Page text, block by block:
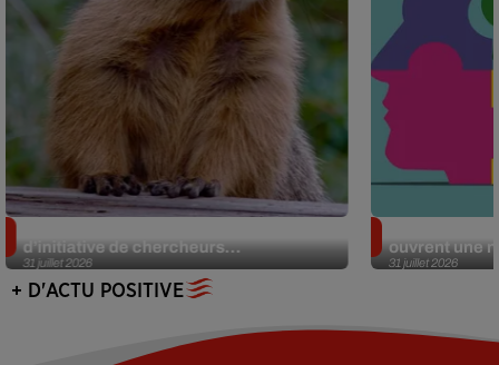
31 juillet 2026
d’initiative de chercheurs...
31 juillet 2026
ouvrent une
+ D'ACTU POSITIVE